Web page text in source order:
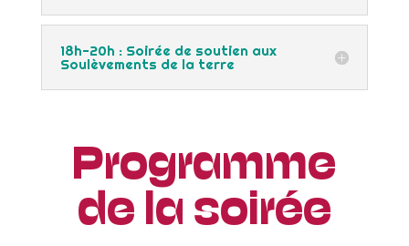
18h-20h : Soirée de soutien aux
Soulèvements de la terre
Programme
de la soirée